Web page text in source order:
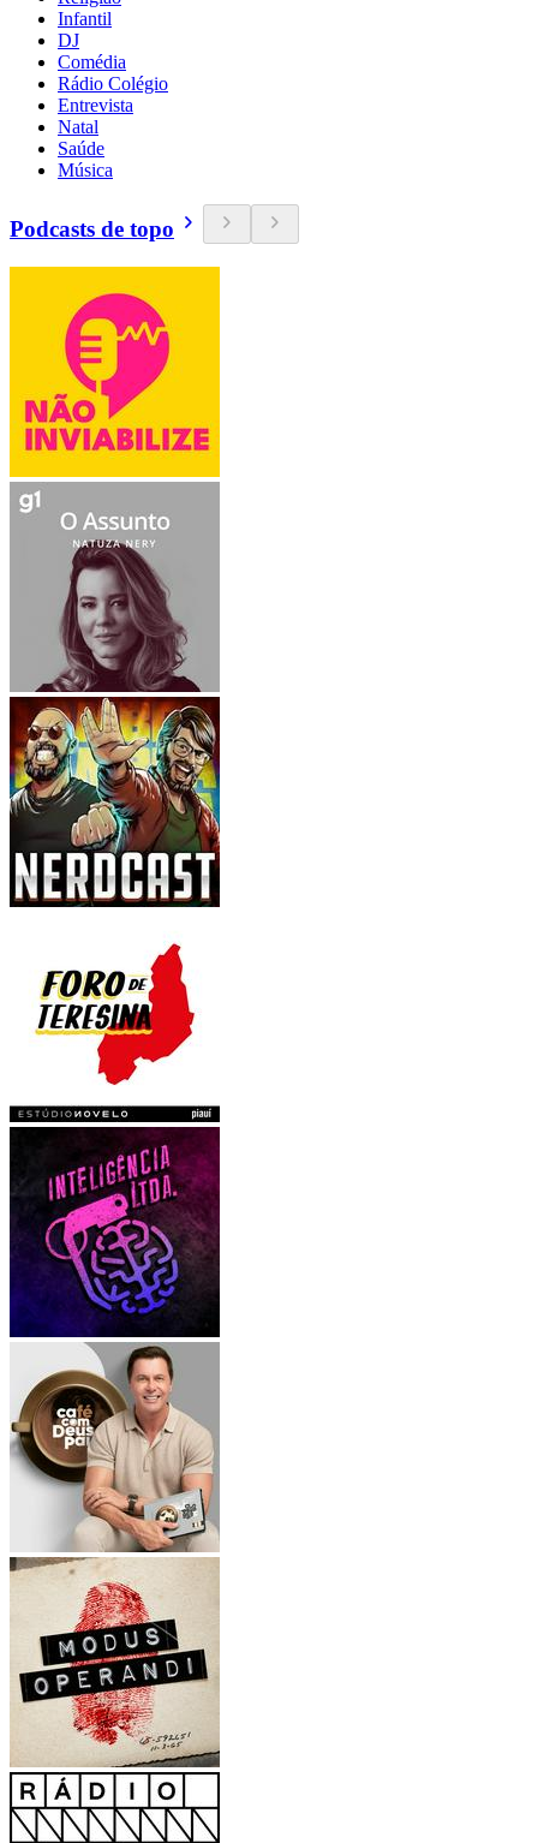
Infantil
DJ
Comédia
Rádio Colégio
Entrevista
Natal
Saúde
Música
Podcasts de topo